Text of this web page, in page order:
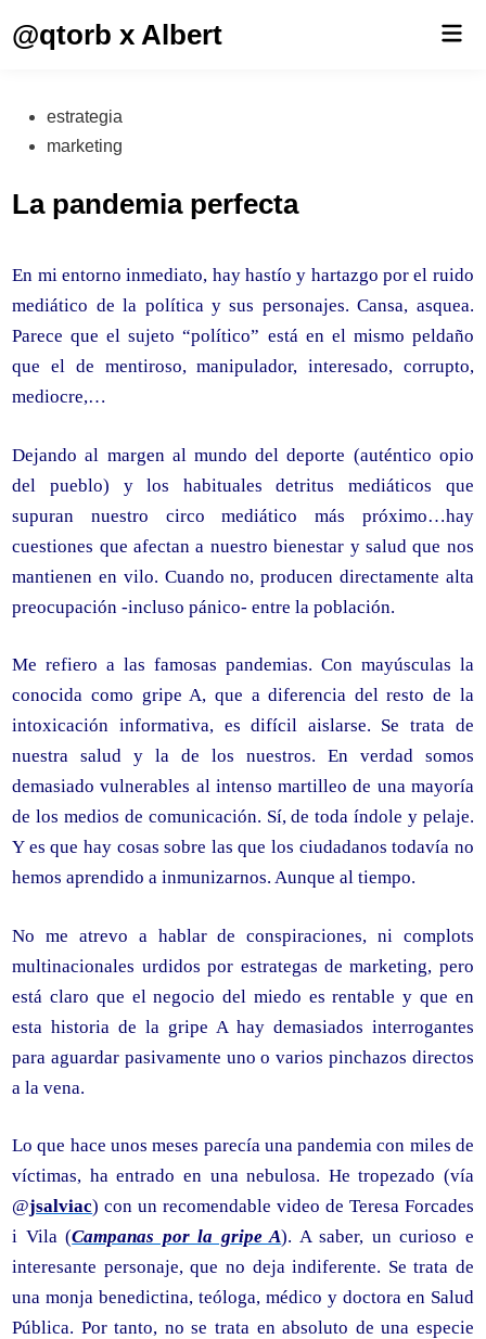
@qtorb x Albert
Publicado
en
estrategia
marketing
La pandemia perfecta
En mi entorno inmediato, hay hastío y hartazgo por el ruido
mediático de la política y sus personajes. Cansa, asquea.
Parece que el sujeto “político” está en el mismo peldaño
que el de mentiroso, manipulador, interesado, corrupto,
mediocre,…
Dejando al margen al mundo del deporte (auténtico opio
del pueblo) y los habituales detritus mediáticos que
supuran nuestro circo mediático más próximo…hay
cuestiones que afectan a nuestro bienestar y salud que nos
mantienen en vilo. Cuando no, producen directamente alta
preocupación -incluso pánico- entre la población.
Me refiero a las famosas pandemias. Con mayúsculas la
conocida como gripe A, que a diferencia del resto de la
intoxicación informativa, es difícil aislarse. Se trata de
nuestra salud y la de los nuestros. En verdad somos
demasiado vulnerables al intenso martilleo de una mayoría
de los medios de comunicación. Sí, de toda índole y pelaje.
Y es que hay cosas sobre las que los ciudadanos todavía no
hemos aprendido a inmunizarnos. Aunque al tiempo.
No me atrevo a hablar de conspiraciones, ni complots
multinacionales urdidos por estrategas de marketing, pero
está claro que el negocio del miedo es rentable y que en
esta historia de la gripe A hay demasiados interrogantes
para aguardar pasivamente uno o varios pinchazos directos
a la vena.
Lo que hace unos meses parecía una pandemia con miles de
víctimas, ha entrado en una nebulosa. He tropezado (vía
@jsalviac) con un recomendable video de Teresa Forcades
i Vila (Campanas por la gripe A). A saber, un curioso e
interesante personaje, que no deja indiferente. Se trata de
una monja benedictina, teóloga, médico y doctora en Salud
Pública. Por tanto, no se trata en absoluto de una especie